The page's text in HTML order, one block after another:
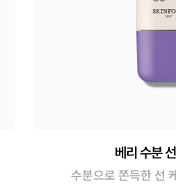
베리 수분
수분으로 쫀득한 선